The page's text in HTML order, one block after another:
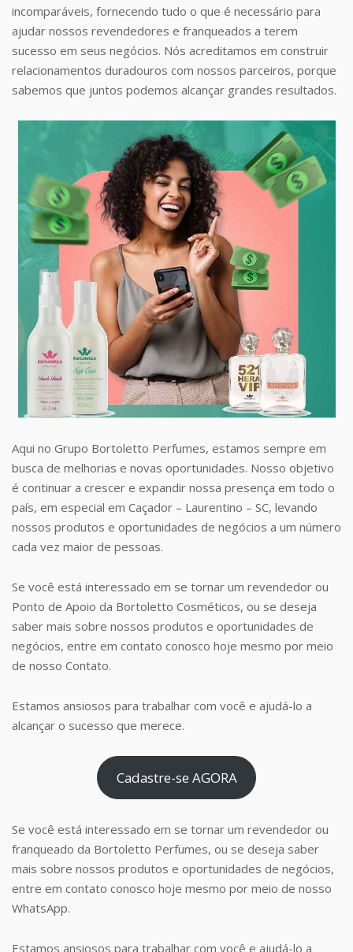
incomparáveis, fornecendo tudo o que é necessário para
ajudar nossos revendedores e franqueados a terem
sucesso em seus negócios. Nós acreditamos em construir
relacionamentos duradouros com nossos parceiros, porque
sabemos que juntos podemos alcançar grandes resultados.
Aqui no Grupo Bortoletto Perfumes, estamos sempre em
busca de melhorias e novas oportunidades. Nosso objetivo
é continuar a crescer e expandir nossa presença em todo o
país, em especial em Caçador – Laurentino – SC, levando
nossos produtos e oportunidades de negócios a um número
cada vez maior de pessoas.
Se você está interessado em se tornar um revendedor ou
Ponto de Apoio da Bortoletto Cosméticos, ou se deseja
saber mais sobre nossos produtos e oportunidades de
negócios, entre em contato conosco hoje mesmo por meio
de nosso Contato.
Estamos ansiosos para trabalhar com você e ajudá-lo a
alcançar o sucesso que merece.
Cadastre-se AGORA
Se você está interessado em se tornar um revendedor ou
franqueado da Bortoletto Perfumes, ou se deseja saber
mais sobre nossos produtos e oportunidades de negócios,
entre em contato conosco hoje mesmo por meio de nosso
WhatsApp.
Estamos ansiosos para trabalhar com você e ajudá-lo a